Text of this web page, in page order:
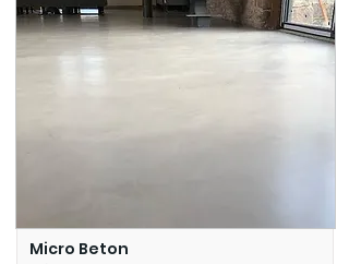
Micro Beton